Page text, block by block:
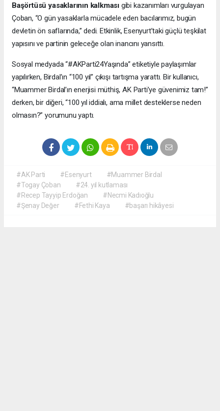
Başörtüsü yasaklarının kalkması gibi kazanımları vurgulayan
Çoban, “O gün yasaklarla mücadele eden bacılarımız, bugün
devletin ön saflarında,” dedi. Etkinlik, Esenyurt’taki güçlü teşkilat
yapısını ve partinin geleceğe olan inancını yansıttı.
Sosyal medyada “#AKParti24Yaşında” etiketiyle paylaşımlar
yapılırken, Birdal’ın “100 yıl” çıkışı tartışma yarattı. Bir kullanıcı,
“Muammer Birdal’ın enerjisi müthiş, AK Parti’ye güvenimiz tam!”
derken, bir diğeri, “100 yıl iddialı, ama millet desteklerse neden
olmasın?” yorumunu yaptı.
#AK Parti #Esenyurt
#Muammer Birdal
#Togay Çoban
#24. yıl kutlaması
#Recep Tayyip Erdoğan
#Necmi Kadıoğlu
#Şenay Değer
#Fethi Kaya #başarı hikâyesi